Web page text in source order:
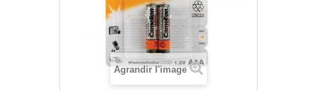
Agrandir l'image